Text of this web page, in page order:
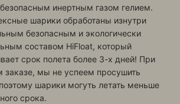
инертным газом гелием.
шарики обработаны изнутри
безопасным и экологически
составом HiFloat, который
срок полета более 3-х дней! При
заказе, мы не успеем просушить
шарики могуть летать меньше
срока.